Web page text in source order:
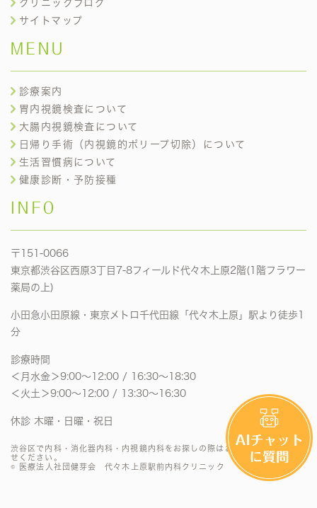
クリニックブログ
サイトマップ
MENU
診療案内
胃内視鏡検査について
大腸内視鏡検査について
日帰り手術（内視鏡的ポリープ切除）について
生活習慣病について
健康診断・予防接種
INFO
〒151-0066
東京都渋谷区西原3丁目7-8フィールド代々木上原2階(1階フラワー
薬局の上)
小田急小田原線・東京メトロ千代田線「代々木上原」駅より徒歩1
分
診療時間
＜月水金＞9:00〜12:00 / 16:30〜18:30
＜火土＞9:00〜12:00 / 13:30〜16:30
休診 木曜・日曜・祝日
渋谷区で内科・消化器内科・内視鏡内科をお探しの際はお気軽にお問い合わ
せください。
© 医療法人社団健芽会 代々木上原駅前内科クリニック